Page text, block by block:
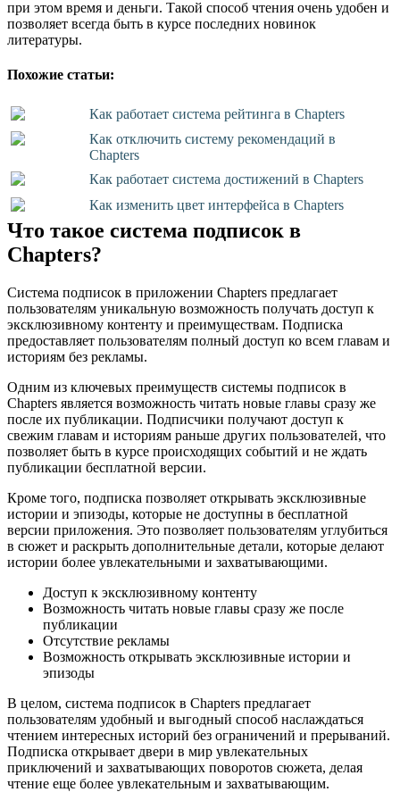
при этом время и деньги. Такой способ чтения очень удобен и
позволяет всегда быть в курсе последних новинок
литературы.
Похожие статьи:
Как работает система рейтинга в Chapters
Как отключить систему рекомендаций в
Chapters
Как работает система достижений в Chapters
Как изменить цвет интерфейса в Chapters
Что такое система подписок в
Chapters?
Система подписок в приложении Chapters предлагает
пользователям уникальную возможность получать доступ к
эксклюзивному контенту и преимуществам. Подписка
предоставляет пользователям полный доступ ко всем главам и
историям без рекламы.
Одним из ключевых преимуществ системы подписок в
Chapters является возможность читать новые главы сразу же
после их публикации. Подписчики получают доступ к
свежим главам и историям раньше других пользователей, что
позволяет быть в курсе происходящих событий и не ждать
публикации бесплатной версии.
Кроме того, подписка позволяет открывать эксклюзивные
истории и эпизоды, которые не доступны в бесплатной
версии приложения. Это позволяет пользователям углубиться
в сюжет и раскрыть дополнительные детали, которые делают
истории более увлекательными и захватывающими.
Доступ к эксклюзивному контенту
Возможность читать новые главы сразу же после
публикации
Отсутствие рекламы
Возможность открывать эксклюзивные истории и
эпизоды
В целом, система подписок в Chapters предлагает
пользователям удобный и выгодный способ наслаждаться
чтением интересных историй без ограничений и прерываний.
Подписка открывает двери в мир увлекательных
приключений и захватывающих поворотов сюжета, делая
чтение еще более увлекательным и захватывающим.